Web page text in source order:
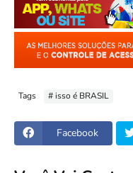
Tags # isso é BRASIL
Facebook